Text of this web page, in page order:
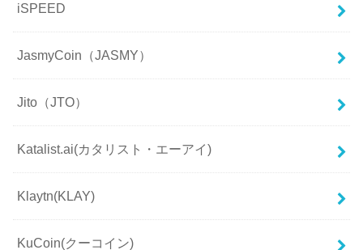
iSPEED
JasmyCoin（JASMY）
Jito（JTO）
Katalist.ai(カタリスト・エーアイ)
Klaytn(KLAY)
KuCoin(クーコイン)